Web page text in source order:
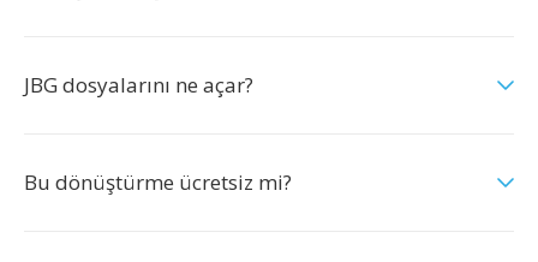
JBG dosyalarını ne açar?
Bu dönüştürme ücretsiz mi?